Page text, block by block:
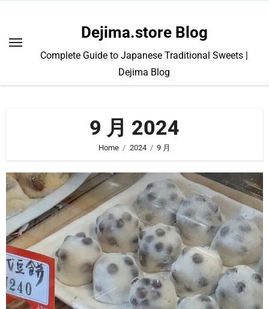
content
Dejima.store Blog
Complete Guide to Japanese Traditional Sweets |
Dejima Blog
9 月 2024
Home 2024 9 月